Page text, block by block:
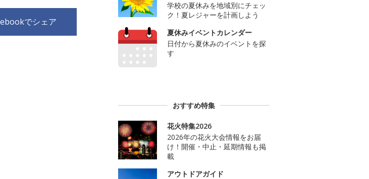
でシェア
学校の夏休みを地域別にチェッ
ク！夏レジャーを計画しよう
夏休みイベントカレンダー
日付から夏休みのイベントを探
す
おすすめ特集
花火特集2026
2026年の花火大会情報をお届
け！開催・中止・延期情報も掲
載
アウトドアガイド